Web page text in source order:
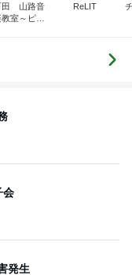
田 山路音
室～ピア
ReLIT
会
発生